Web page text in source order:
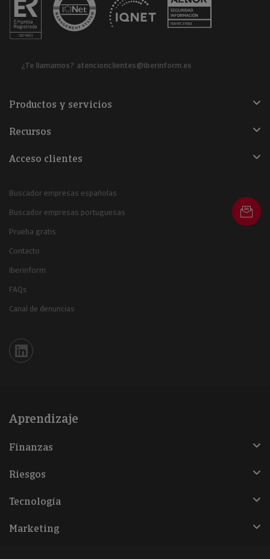
¿Te llamamos? atencionclientes@iberinform.es
Productos y servicios
Recursos
Acceso clientes
Buscador empresas españolas
Buscador empresas portuguesas
Prueba gratis
Contacto
Iberinform
FAQs
Canal de denuncias
Iberinform en Linkedin
Aprendizaje
Finanzas
Riesgos
Tecnología
Marketing